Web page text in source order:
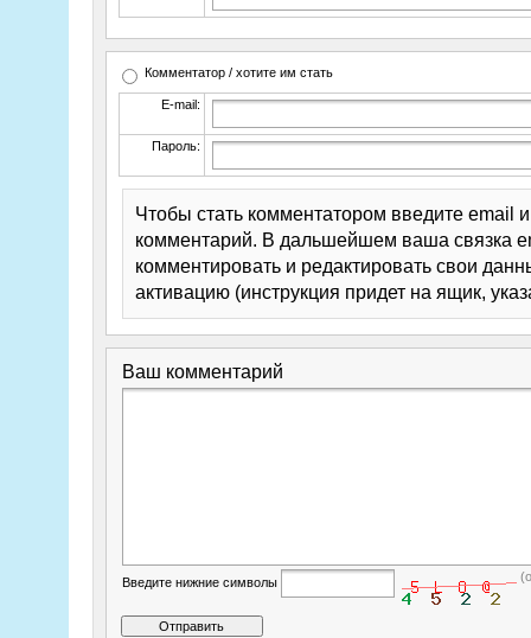
Комментатор / хотите им стать
E-mail:
Пароль:
Чтобы стать комментатором введите email
комментарий. В дальшейшем ваша связка
комментировать и редактировать свои
активацию (инструкция придет на ящик,
Ваш комментарий
Введите нижние символы